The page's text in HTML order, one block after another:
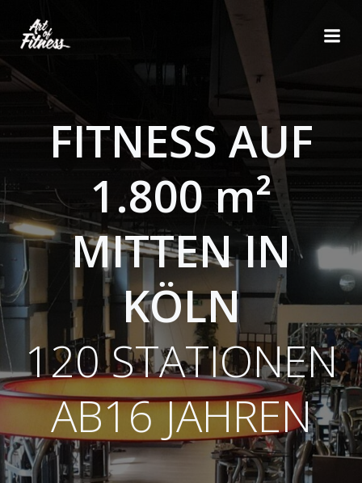
FITNESS AUF
1.800 m²
MITTEN IN
KÖLN
120 STATIONEN
AB16 JAHREN